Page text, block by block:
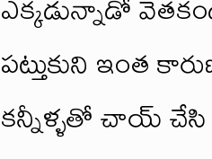
పట్తుకుని ఇంత
కన్నీళ్ళతో చాయ్ చేసి